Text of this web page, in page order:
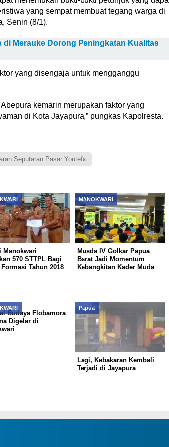
yang sempat membuat tegang warga di
Senin (8/1).
Merauke Dorong Peningkatan Kualitas
yang disengaja untuk mengganggu
kemarin merupakan faktor yang
di Kota Jayapura,” pungkas Kapolresta.
Seputaran Pasar Youtefa
Manokwari
570 STTPL Bagi
Formasi Tahun 2018
MANOKWARI
Musda IV Golkar Papua
Barat Jadi Momentum
Kebangkitan Kader Muda
Budaya Flobamora
Digelar di
Papua
Lagi, Kebakaran Kembali
Terjadi di Jayapura